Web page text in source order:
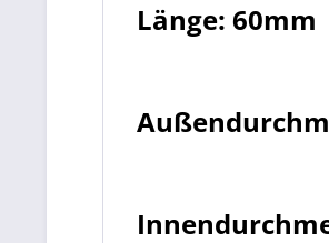
Länge: 60mm